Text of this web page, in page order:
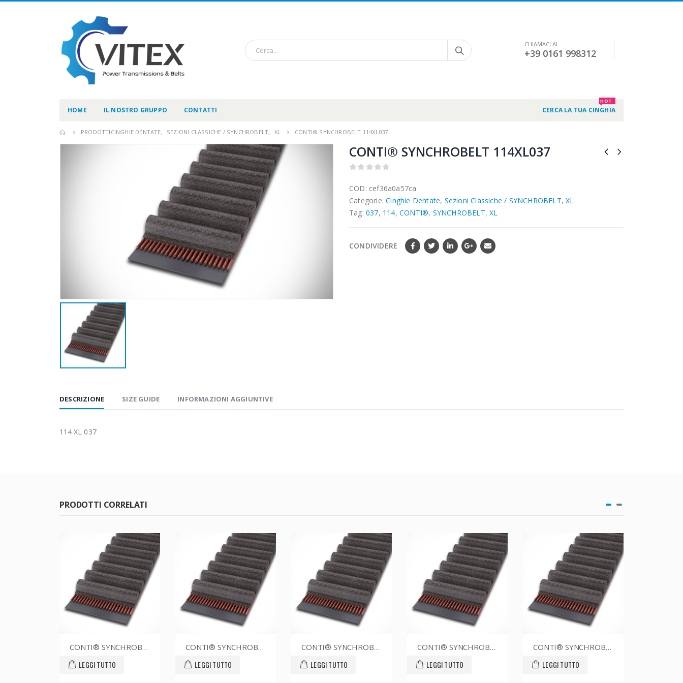
CHIAMACI AL
+39 0161 998312
HOME IL NOSTRO GRUPPO CONTATTI CERCA LA TUA CINGHIA
HOT
PRODOTTI CINGHIE DENTATE, SEZIONI CLASSICHE / SYNCHROBELT, XL CONTI® SYNCHROBELT 114XL037
CONTI® SYNCHROBELT 114XL037
COD: cef36a0a57ca
Categorie:Cinghie Dentate, Sezioni Classiche / SYNCHROBELT,XL
Tag: 037, 114,CONTI®, SYNCHROBELT,XL
CONDIVIDERE
DESCRIZIONE SIZE GUIDE INFORMAZIONI AGGIUNTIVE
114 XL 037
PRODOTTI CORRELATI
CONTI® SYNCHROBELT 76XL037
LEGGI TUTTO
CONTI® SYNCHROBELT 54XL012
LEGGI TUTTO
CONTI® SYNCHROBELT 60XL-760 CUSTOM
LEGGI TUTTO
CONTI® SYNCHROBELT 54XL019
LEGGI TUTTO
CONTI® SYNCHROBELT 88XL037
LEGGI TUTTO